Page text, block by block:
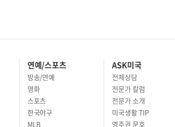
연예/스포츠
방송/연예
영화
스포츠
ASK미국
전체상담
전문가 칼럼
전문가 소개